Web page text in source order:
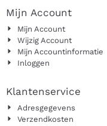
Mijn Account
Mijn Account
Wijzig Account
Mijn Accountinformatie
Inloggen
Klantenservice
Adresgegevens
Verzendkosten